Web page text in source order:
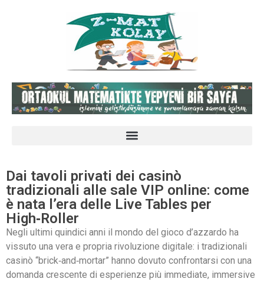
Dai tavoli privati dei casinò
tradizionali alle sale VIP online: come
è nata l’era delle Live Tables per
High‑Roller
Negli ultimi quindici anni il mondo del gioco d’azzardo ha
vissuto una vera e propria rivoluzione digitale: i tradizionali
casinò “brick‑and‑mortar” hanno dovuto confrontarsi con una
domanda crescente di esperienze più immediate, immersive